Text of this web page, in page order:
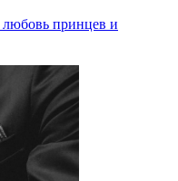
принцев и